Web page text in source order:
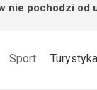
nie pochodzi od
Sport Turystyka